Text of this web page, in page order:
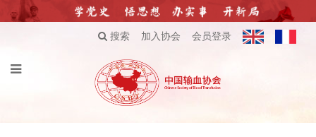
搜索 加入协会 会员登录